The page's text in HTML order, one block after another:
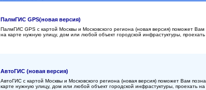
ПалмГИС GPS(новая версия)
ПалмГИС GPS с картой Москвы и Московского региона (новая версия) поможет
на карте нужную улицу, дом или любой объект городской инфрастуктуры,
АвтоГИС (новая версия)
АвтоГИС с картой Москвы и Московского региона (новая версия) поможет Вам
карте нужную улицу, дом или любой объект городской инфрастуктуры, проехать